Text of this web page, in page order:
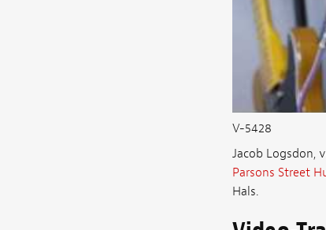
V-5428
Jacob Logsdon,
Parsons Street
Hals.